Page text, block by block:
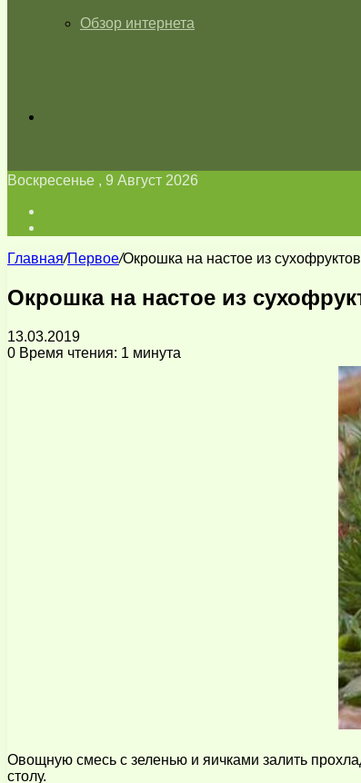
Обзор интернета
Воскресенье , 9 Август 2026
Главная/Первое/Окрошка на настое из сухофруктов
Окрошка на настое из
13.03.2019
0 Время чтения: 1 минута
Овощную смесь с зеленью и яичками залить
столу.